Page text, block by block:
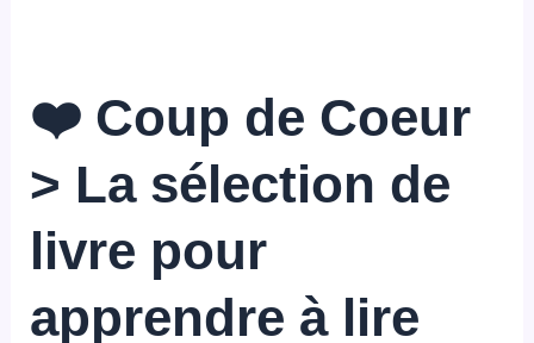
❤️ Coup de Coeur
> La sélection de
livre pour
apprendre à lire